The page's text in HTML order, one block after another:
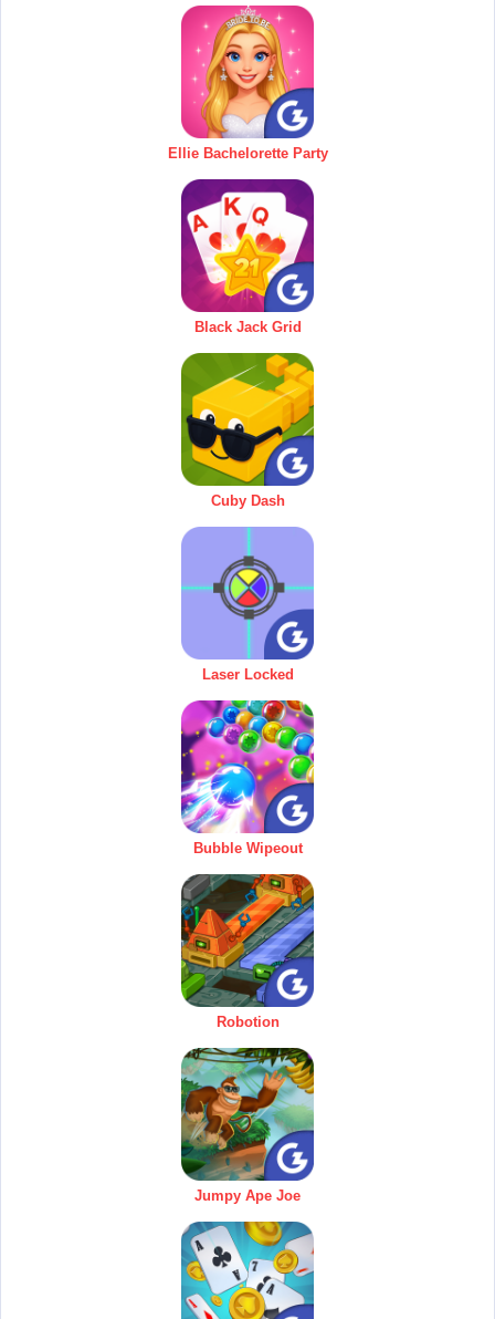
Ellie Bachelorette Party
Black Jack Grid
Cuby Dash
Laser Locked
Bubble Wipeout
Robotion
Jumpy Ape Joe